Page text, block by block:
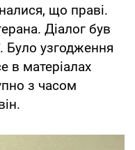
що праві.
Діалог був
Було узгодження
в матеріалах
з часом